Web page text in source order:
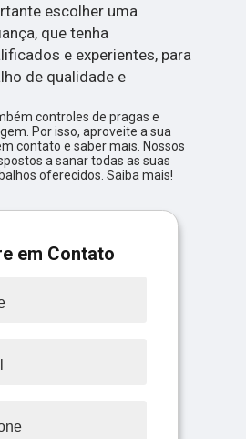
escolher uma
que tenha
e experientes, para
de qualidade e
controles de pragas e
Por isso, aproveite a sua
contato e saber mais. Nossos
a sanar todas as suas
oferecidos. Saiba mais!
em Contato